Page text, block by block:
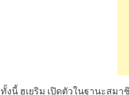
ทั้งนี้ ฮเยริม เปิดตัวในฐานะสม